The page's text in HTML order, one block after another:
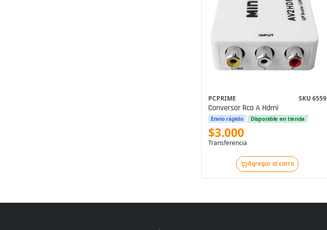
PCPRIME SKU 6559
Conversor Rca A Hdmi
Envío rápido Disponible en tienda
$3.000
Transferencia
Agregar al carro